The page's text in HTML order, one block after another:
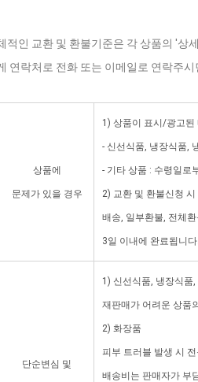
적인 교환 및 환불기준은 각 상품의 '상
연락처로 전화 또는 이메일로 연락주
상품에
문제가 있을 경우
1) 상품이 표시/광고된
- 신선식품, 냉장식품,
- 기타 상품 : 수령일로
2) 교환 및 환불신청
배송, 일부환불, 전체
3일 이내에 완료됩니
단순변심 및
1) 신선식품, 냉장식품
재판매가 어려운 상품
2) 화장품
피부 트러블 발생 시
배송비는 판매자가 부